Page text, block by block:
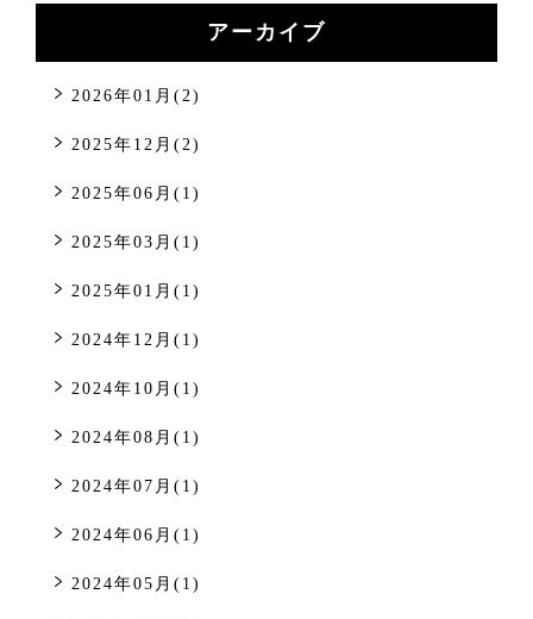
アーカイブ
2026年01月(2)
2025年12月(2)
2025年06月(1)
2025年03月(1)
2025年01月(1)
2024年12月(1)
2024年10月(1)
2024年08月(1)
2024年07月(1)
2024年06月(1)
2024年05月(1)